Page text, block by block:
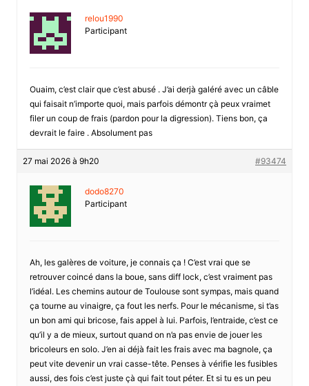
relou1990
Participant
Ouaim, c’est clair que c’est abusé . J’ai derjà galéré avec un câble
qui faisait n’importe quoi, mais parfois démontr çà peux vraimet
filer un coup de frais (pardon pour la digression). Tiens bon, ça
devrait le faire . Absolument pas
27 mai 2026 à 9h20 #93474
dodo8270
Participant
Ah, les galères de voiture, je connais ça ! C’est vrai que se
retrouver coincé dans la boue, sans diff lock, c’est vraiment pas
l’idéal. Les chemins autour de Toulouse sont sympas, mais quand
ça tourne au vinaigre, ça fout les nerfs. Pour le mécanisme, si t’as
un bon ami qui bricose, fais appel à lui. Parfois, l’entraide, c’est ce
qu’il y a de mieux, surtout quand on n’a pas envie de jouer les
bricoleurs en solo. J’en ai déjà fait les frais avec ma bagnole, ça
peut vite devenir un vrai casse-tête. Penses à vérifie les fusibles
aussi, des fois c’est juste çà qui fait tout péter. Et si tu es un peu